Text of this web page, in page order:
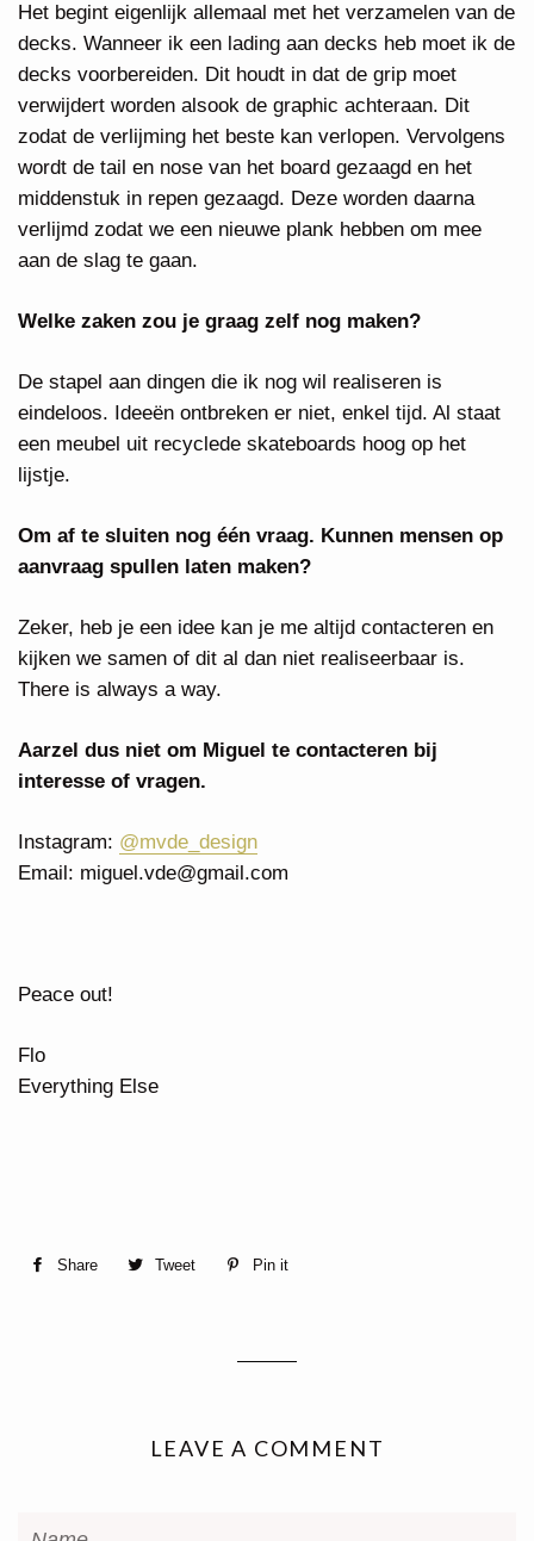
Het begint eigenlijk allemaal met het verzamelen van de
decks. Wanneer ik een lading aan decks heb moet ik de
decks voorbereiden. Dit houdt in dat de grip moet
verwijdert worden alsook de graphic achteraan. Dit
zodat de verlijming het beste kan verlopen. Vervolgens
wordt de tail en nose van het board gezaagd en het
middenstuk in repen gezaagd. Deze worden daarna
verlijmd zodat we een nieuwe plank hebben om mee
aan de slag te gaan.
Welke zaken zou je graag zelf nog maken?
De stapel aan dingen die ik nog wil realiseren is
eindeloos. Ideeën ontbreken er niet, enkel tijd. Al staat
een meubel uit recyclede skateboards hoog op het
lijstje.
Om af te sluiten nog één vraag. Kunnen mensen op
aanvraag spullen laten maken?
Zeker, heb je een idee kan je me altijd contacteren en
kijken we samen of dit al dan niet realiseerbaar is.
There is always a way.
Aarzel dus niet om Miguel te contacteren bij
interesse of vragen.
Instagram: @mvde_design
Email: miguel.vde@gmail.com
Peace out!
Flo
Everything Else
Share
Share
Tweet
Tweet
Pin it
LEAVE A COMMENT
Name